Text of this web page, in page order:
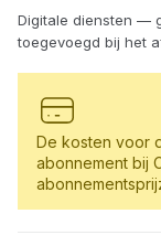
Digitale diensten —
toegevoegd bij het
De kosten voor
abonnement bij